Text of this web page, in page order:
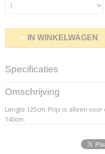
IN WINKELWAGEN
Specificaties
Productcode leverancier
10.1
Afmetingen (l,b,h)
125 x 140 x 0 cm
Omschrijving
Lengte 125cm. Prijs is alleen
140cm.